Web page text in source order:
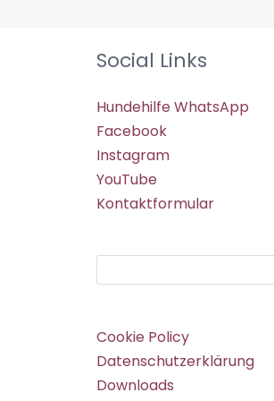
Social Links
Hundehilfe WhatsApp
Facebook
Instagram
YouTube
Kontaktformular
Cookie Policy
Datenschutzerklärung
Downloads